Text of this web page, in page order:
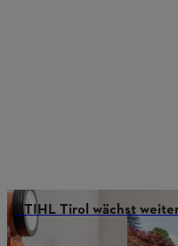
STIHL Tirol wächst